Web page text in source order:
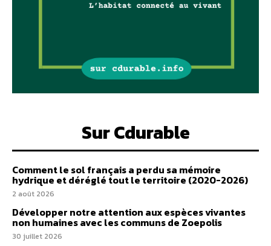
Sur Cdurable
Comment le sol français a perdu sa mémoire
hydrique et déréglé tout le territoire (2020-2026)
2 août 2026
Développer notre attention aux espèces vivantes
non humaines avec les communs de Zoepolis
30 juillet 2026